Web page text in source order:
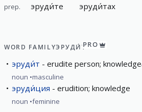
prep. эруди́те эруди́тах
WORD FAMILYЭРУДИ́ТPRO
эруди́т erudite person;
noun masculine
эруди́ция erudition; knowledge
noun feminine